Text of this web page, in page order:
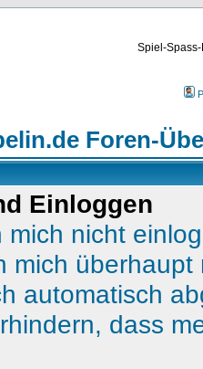
Spiel-
Foren-
Einloggen
mich nicht
mich überhaupt
automatisch
dass